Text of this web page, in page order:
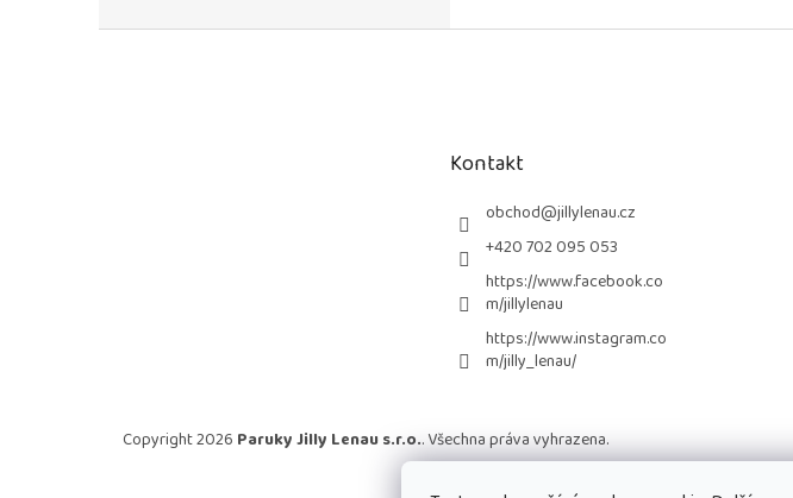
Kontakt
obchod@jillylenau.cz
+420 702 095 053
https://www.facebook.co
m/jillylenau
https://www.instagram.co
m/jilly_lenau/
Copyright 2026 Paruky Jilly Lenau s.r.o.. Všechna práva vyhrazena.